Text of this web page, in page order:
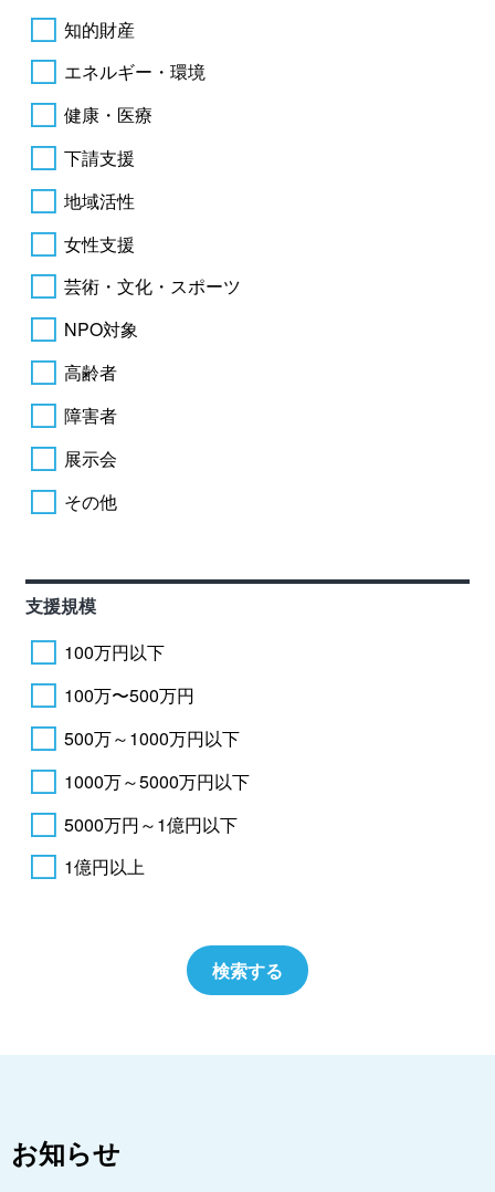
知的財産
エネルギー・環境
健康・医療
下請支援
地域活性
女性支援
芸術・文化・スポーツ
NPO対象
高齢者
障害者
展示会
その他
支援規模
100万円以下
100万〜500万円
500万～1000万円以下
1000万～5000万円以下
5000万円～1億円以下
1億円以上
お知らせ